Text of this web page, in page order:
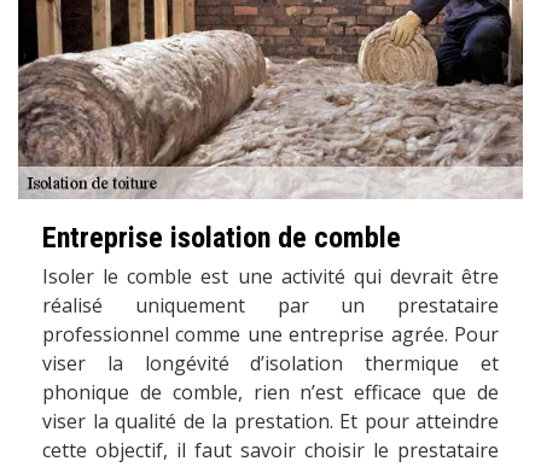
Entreprise isolation de comble
Isoler le comble est une activité qui devrait être
réalisé uniquement par un prestataire
professionnel comme une entreprise agrée. Pour
viser la longévité d’isolation thermique et
phonique de comble, rien n’est efficace que de
viser la qualité de la prestation. Et pour atteindre
cette objectif, il faut savoir choisir le prestataire